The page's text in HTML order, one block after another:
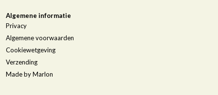
Algemene informatie
Privacy
Algemene voorwaarden
Cookiewetgeving
Verzending
Made by Marlon